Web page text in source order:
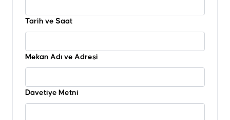
Tarih ve Saat
Mekan Adı ve Adresi
Davetiye Metni